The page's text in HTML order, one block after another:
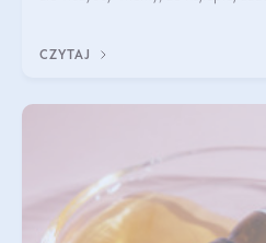
wysokiej jakości suplem
CZYTAJ